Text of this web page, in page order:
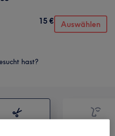
15 € Auswählen
hast?